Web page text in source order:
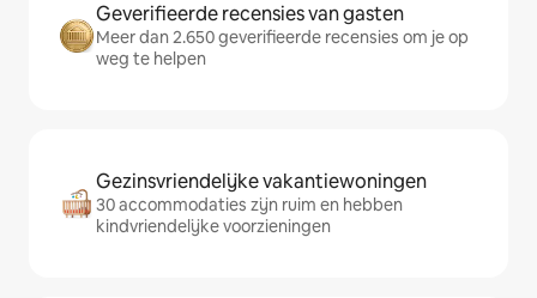
Geverifieerde recensies van gasten
Meer dan 2.650 geverifieerde recensies om je op
weg te helpen
Gezinsvriendelijke vakantiewoningen
30 accommodaties zijn ruim en hebben
kindvriendelijke voorzieningen